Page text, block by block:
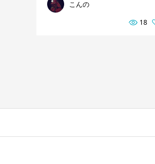
こんの
18